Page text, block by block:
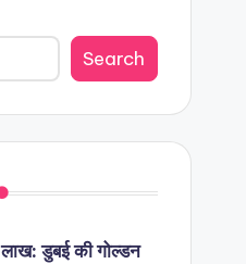
Search
डुबई की गोल्डन